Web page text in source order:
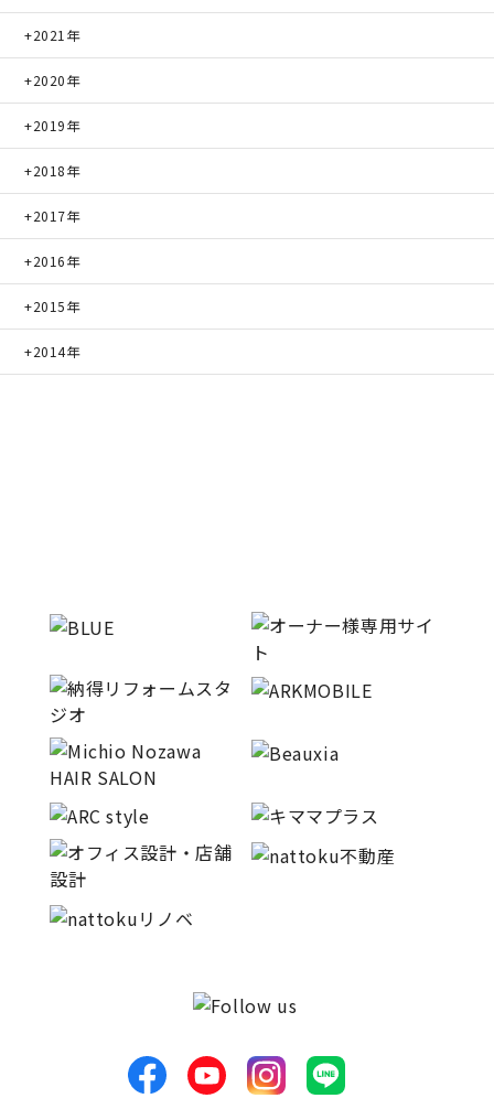
2021年
2020年
2019年
2018年
2017年
2016年
2015年
2014年